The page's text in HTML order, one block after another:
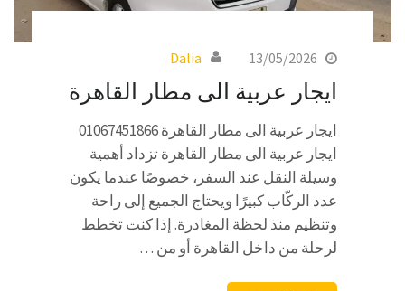
13/05/2026
Dalia
ايجار عربية الى مطار القاهرة
ايجار عربية الى مطار القاهرة 01067451866
ايجار عربية الى مطار القاهرة تزداد أهمية
وسيلة النقل عند السفر، خصوصًا عندما يكون
عدد الركّاب كبيرًا ويحتاج الجميع إلى راحة
وتنظيم منذ لحظة المغادرة. إذا كنت تخطط
لرحلة من داخل القاهرة أو من …